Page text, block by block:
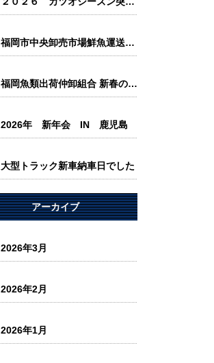
福岡市中央卸売市場鮮魚運送組合新年会
福岡魚類出荷仲卸組合 新春の集い
2026年 新年会 IN 鹿児島
大型トラック新車納車日でした
アーカイブ
2026年3月
2026年2月
2026年1月